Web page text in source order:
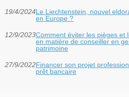
19/4/2024Le Liechtenstein, nouvel
en Europe ?
12/9/2023Comment éviter les pièges et
en matière de conseiller en
patrimoine
27/9/2022Financer son projet
prêt bancaire